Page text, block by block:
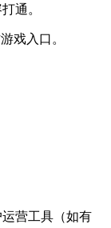
通。
戏入口。
营工具（如有